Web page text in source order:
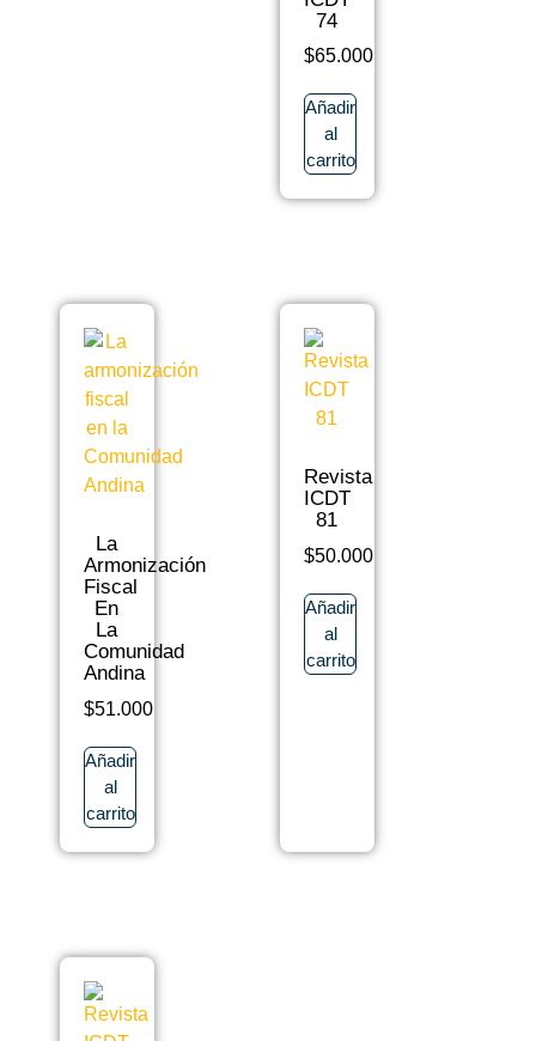
74
$65.000
Añadir
al
carrito
La
Armonización
Fiscal
En
La
Comunidad
Andina
$51.000
Añadir
al
carrito
Revista
ICDT
81
$50.000
Añadir
al
carrito